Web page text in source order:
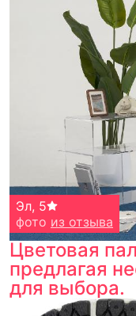
Эл, 5
фото из отзыва
Цветовая
предлагая
для выбора.